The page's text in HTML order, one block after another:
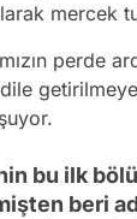
mercek
perde
bu ilk
beri